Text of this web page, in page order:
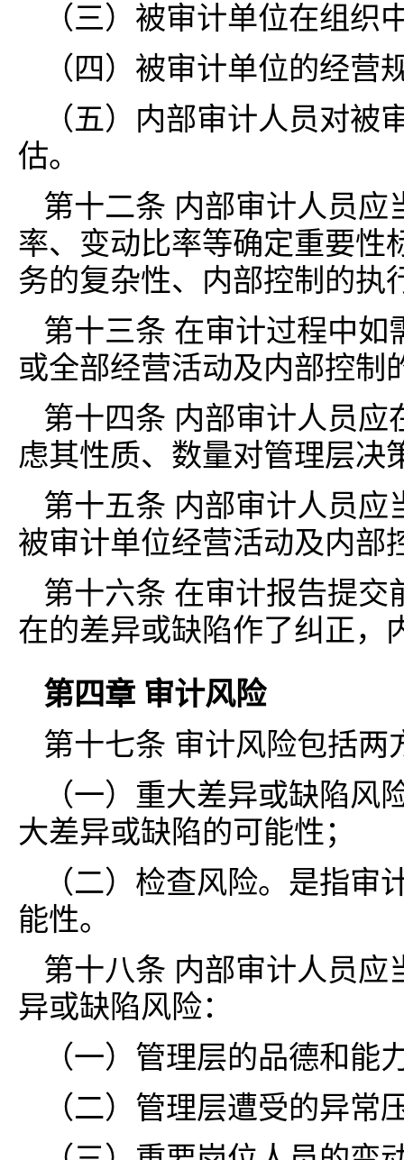
（三）被审计单位在组织
（四）被审计单位的经
（五）内部审计人员对
估。
第十二条 内部审计人员
率、变动比率等确定重要性
务的复杂性、内部控制的执
第十三条 在审计过程中
或全部经营活动及内部控制
第十四条 内部审计人员
虑其性质、数量对管理层决
第十五条 内部审计人员
被审计单位经营活动及内部
第十六条 在审计报告提
在的差异或缺陷作了纠正，
第四章 审计风险
第十七条 审计风险包括两
（一）重大差异或缺陷
大差异或缺陷的可能性；
（二）检查风险。是指
能性。
第十八条 内部审计人员
异或缺陷风险：
（一）管理层的品德和能
（二）管理层遭受的异常